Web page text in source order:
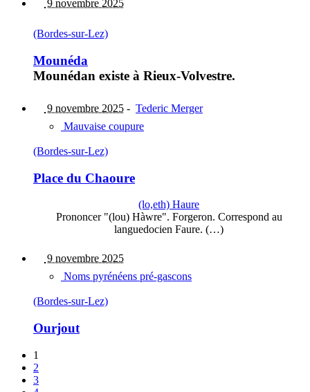
9 novembre 2025
(Bordes-sur-Lez)
Mounéda
Mounédan existe à Rieux-Volvestre.
9 novembre 2025 - Tederic Merger
Mauvaise coupure
(Bordes-sur-Lez)
Place du Chaoure
(lo,eth) Haure
Prononcer "(lou) Hàwre". Forgeron. Correspond au
languedocien Faure. (…)
9 novembre 2025
Noms pyrénéens pré-gascons
(Bordes-sur-Lez)
Ourjout
1
2
3